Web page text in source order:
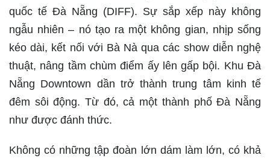
quốc tế Đà Nẵng (DIFF). Sự sắp xếp này không
ngẫu nhiên – nó tạo ra một không gian, nhịp sống
kéo dài, kết nối với Bà Nà qua các show diễn nghệ
thuật, nâng tầm chùm điểm ấy lên gấp bội. Khu Đà
Nẵng Downtown dần trở thành trung tâm kinh tế
đêm sôi động. Từ đó, cả một thành phố Đà Nẵng
như được đánh thức.
Không có những tập đoàn lớn dám làm lớn, có khả